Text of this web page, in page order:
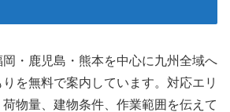
・鹿児島・熊本を中心に九州全域へ
を無料で案内しています。対応エリ
物量、建物条件、作業範囲を伝えて